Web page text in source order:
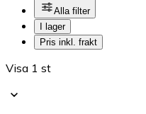
Alla filter
I lager
Pris inkl. frakt
Visa 1 st